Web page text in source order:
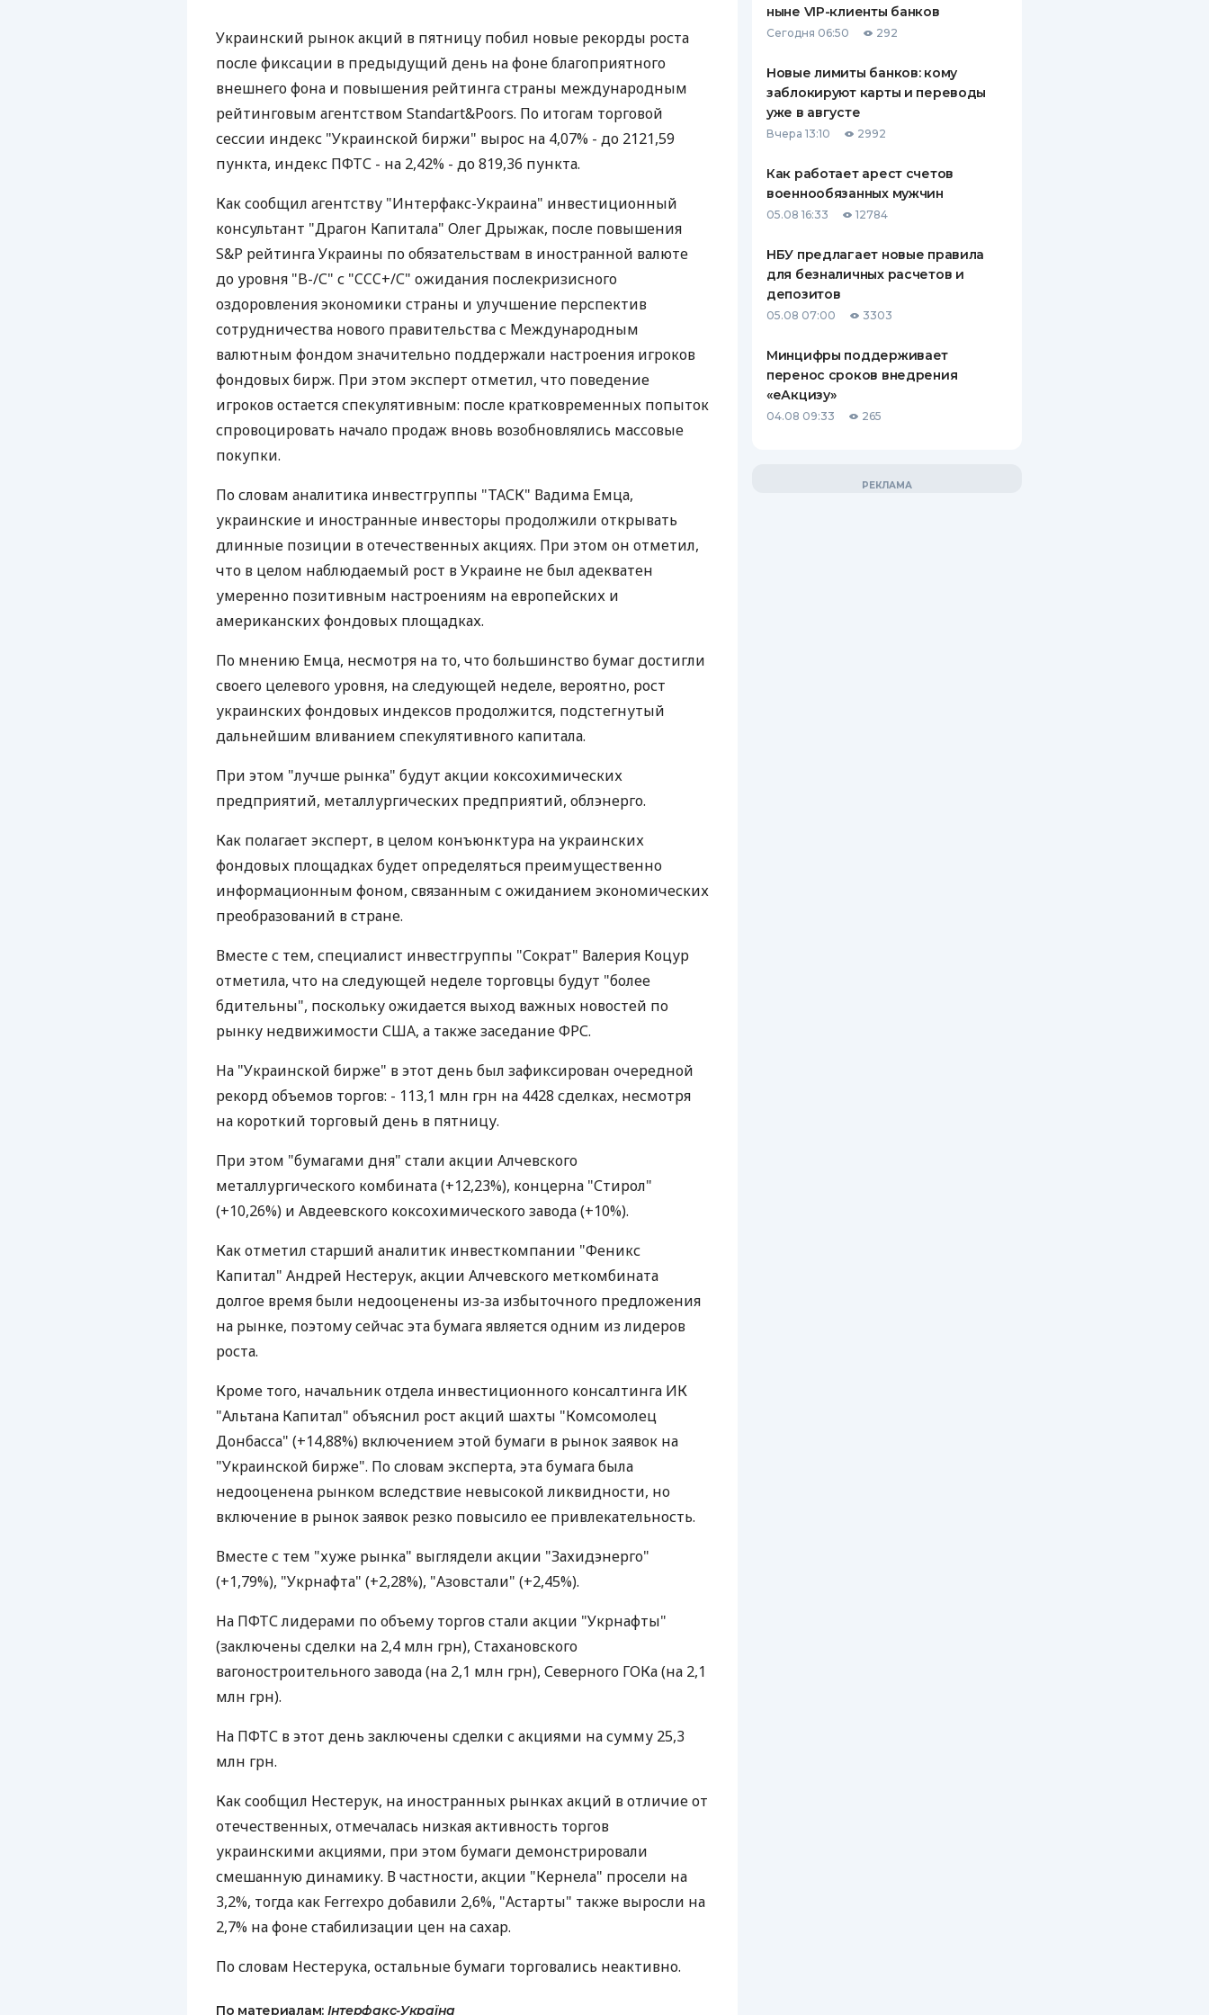
КЕШБЭКА
БАНКОВСКИМ КАРТАМ
ПУТЕВОДИТЕЛИ ПО
ВСЕ СТРАХОВЫЕ ПОЛИСЫ
СТРАХОВЫЕ КОМПАНИИ
КОМПАНИЯХ
Украинский рынок акций в пятницу побил новые рекорды роста
после фиксации в предыдущий день на фоне благоприятного
внешнего фона и повышения рейтинга страны международным
рейтинговым агентством Standart&Poors. По итогам торговой
сессии индекс "Украинской биржи" вырос на 4,07% - до 2121,59
пункта, индекс ПФТС - на 2,42% - до 819,36 пункта.
Как сообщил агентству "Интерфакс-Украина" инвестиционный
консультант "Драгон Капитала" Олег Дрыжак, после повышения
S&P рейтинга Украины по обязательствам в иностранной валюте
до уровня "B-/С" с "CCC+/С" ожидания послекризисного
оздоровления экономики страны и улучшение перспектив
сотрудничества нового правительства с Международным
валютным фондом значительно поддержали настроения игроков
фондовых бирж. При этом эксперт отметил, что поведение
игроков остается спекулятивным: после кратковременных попыток
спровоцировать начало продаж вновь возобновлялись массовые
покупки.
По словам аналитика инвестгруппы "ТАСК" Вадима Емца,
украинские и иностранные инвесторы продолжили открывать
длинные позиции в отечественных акциях. При этом он отметил,
что в целом наблюдаемый рост в Украине не был адекватен
умеренно позитивным настроениям на европейских и
американских фондовых площадках.
По мнению Емца, несмотря на то, что большинство бумаг достигли
своего целевого уровня, на следующей неделе, вероятно, рост
украинских фондовых индексов продолжится, подстегнутый
дальнейшим вливанием спекулятивного капитала.
При этом "лучше рынка" будут акции коксохимических
предприятий, металлургических предприятий, облэнерго.
Как полагает эксперт, в целом конъюнктура на украинских
фондовых площадках будет определяться преимущественно
информационным фоном, связанным с ожиданием экономических
преобразований в стране.
Вместе с тем, специалист инвестгруппы "Сократ" Валерия Коцур
отметила, что на следующей неделе торговцы будут "более
бдительны", поскольку ожидается выход важных новостей по
рынку недвижимости США, а также заседание ФРС.
На "Украинской бирже" в этот день был зафиксирован очередной
рекорд объемов торгов: - 113,1 млн грн на 4428 сделках, несмотря
на короткий торговый день в пятницу.
При этом "бумагами дня" стали акции Алчевского
металлургического комбината (+12,23%), концерна "Стирол"
(+10,26%) и Авдеевского коксохимического завода (+10%).
Как отметил старший аналитик инвесткомпании "Феникс
Капитал" Андрей Нестерук, акции Алчевского меткомбината
долгое время были недооценены из-за избыточного предложения
на рынке, поэтому сейчас эта бумага является одним из лидеров
роста.
Кроме того, начальник отдела инвестиционного консалтинга ИК
"Альтана Капитал" объяснил рост акций шахты "Комсомолец
Донбасса" (+14,88%) включением этой бумаги в рынок заявок на
"Украинской бирже". По словам эксперта, эта бумага была
недооценена рынком вследствие невысокой ликвидности, но
включение в рынок заявок резко повысило ее привлекательность.
Вместе с тем "хуже рынка" выглядели акции "Захидэнерго"
(+1,79%), "Укрнафта" (+2,28%), "Азовстали" (+2,45%).
На ПФТС лидерами по объему торгов стали акции "Укрнафты"
(заключены сделки на 2,4 млн грн), Стахановского
вагоностроительного завода (на 2,1 млн грн), Северного ГОКа (на 2,1
млн грн).
На ПФТС в этот день заключены сделки с акциями на сумму 25,3
млн грн.
Как сообщил Нестерук, на иностранных рынках акций в отличие от
отечественных, отмечалась низкая активность торгов
украинскими акциями, при этом бумаги демонстрировали
смешанную динамику. В частности, акции "Кернела" просели на
3,2%, тогда как Ferrexpo добавили 2,6%, "Астарты" также выросли на
2,7% на фоне стабилизации цен на сахар.
По словам Нестерука, остальные бумаги торговались неактивно.
По материалам: Інтерфакс-Україна
ныне VIP-клиенты банков
Сегодня 06:50 292
Новые лимиты банков: кому
заблокируют карты и переводы
уже в августе
Вчера 13:10 2992
Как работает арест счетов
военнообязанных мужчин
05.08 16:33 12784
НБУ предлагает новые правила
для безналичных расчетов и
депозитов
05.08 07:00 3303
Минцифры поддерживает
перенос сроков внедрения
«еАкцизу»
04.08 09:33 265